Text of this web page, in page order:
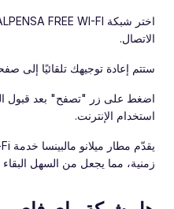
الاتصال.
ستتم إعادة توجيهك تلقائيًا إلى
اضغط على زر "تصفح" بعد قبول
استخدام الإنترنت.
زمنية، مما يجعل من السهل